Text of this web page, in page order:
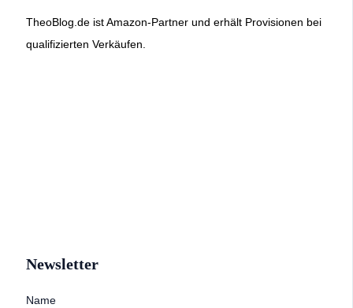
TheoBlog.de ist Amazon-Partner und erhält Provisionen bei
qualifizierten Verkäufen.
Newsletter
Name